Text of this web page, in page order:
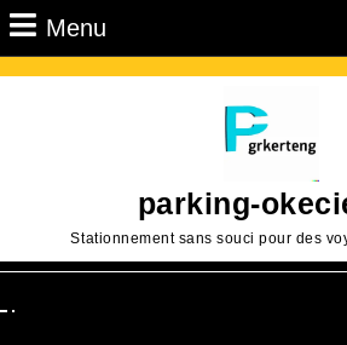
Passer
au
Menu
parking-
Stationnement sans souci pour des